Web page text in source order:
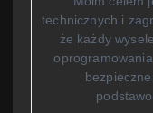
technicznych i
że każdy